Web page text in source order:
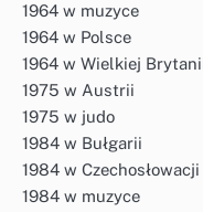
1964 w muzyce
1964 w Polsce
1964 w Wielkiej
1975 w Austrii
1975 w judo
1984 w Bułgarii
1984 w Czechosłowacji
1984 w muzyce